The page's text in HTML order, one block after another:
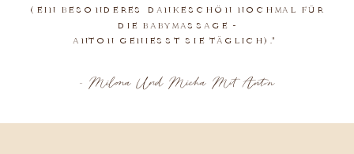
- Milena Und Micha Mit Anton
(EIN BESONDERES DANKESCHÖN NOCHMAL FÜR
DIE BABYMASSAGE -
ANTON GENIESST SIE TÄGLICH)."